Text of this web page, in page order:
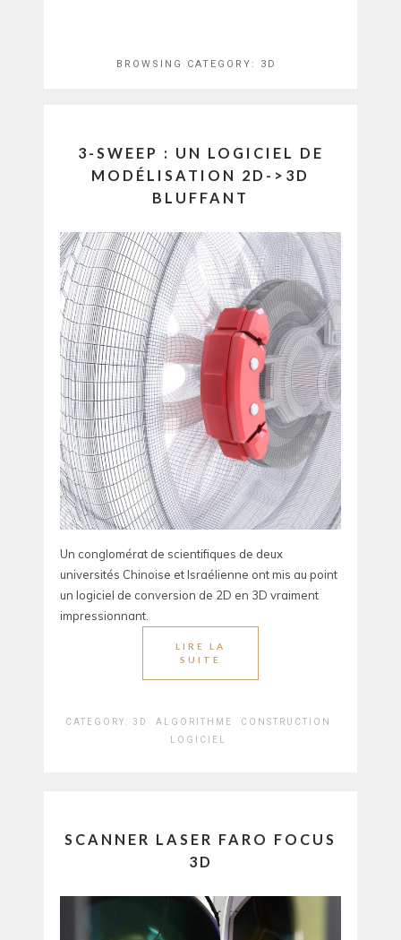
BROWSING CATEGORY: 3D
3-SWEEP : UN LOGICIEL DE
MODÉLISATION 2D->3D
BLUFFANT
Un conglomérat de scientifiques de deux
universités Chinoise et Israélienne ont mis au point
un logiciel de conversion de 2D en 3D vraiment
impressionnant.
LIRE LA
SUITE
CATEGORY: 3D ALGORITHME
CONSTRUCTION
LOGICIEL
SCANNER LASER FARO FOCUS
3D